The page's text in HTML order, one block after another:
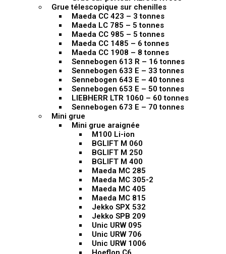
Grue télescopique sur chenilles
Maeda CC 423 – 3 tonnes
Maeda LC 785 – 5 tonnes
Maeda CC 985 – 5 tonnes
Maeda CC 1485 – 6 tonnes
Maeda CC 1908 – 8 tonnes
Sennebogen 613 R – 16 tonnes
Sennebogen 633 E – 33 tonnes
Sennebogen 643 E – 40 tonnes
Sennebogen 653 E – 50 tonnes
LIEBHERR LTR 1060 – 60 tonnes
Sennebogen 673 E – 70 tonnes
Mini grue
Mini grue araignée
M100 Li-ion
BGLIFT M 060
BGLIFT M 250
BGLIFT M 400
Maeda MC 285
Maeda MC 305-2
Maeda MC 405
Maeda MC 815
Jekko SPX 532
Jekko SPB 209
Unic URW 095
Unic URW 706
Unic URW 1006